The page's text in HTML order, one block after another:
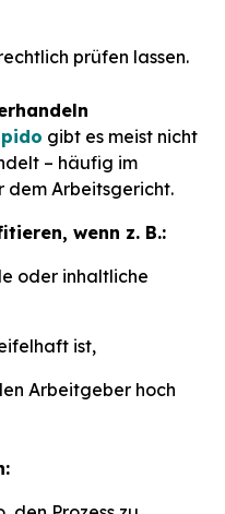
prüfen lassen.
gibt es meist nicht
– häufig im
dem Arbeitsgericht.
wenn z. B.:
oder inhaltliche
ist,
Arbeitgeber hoch